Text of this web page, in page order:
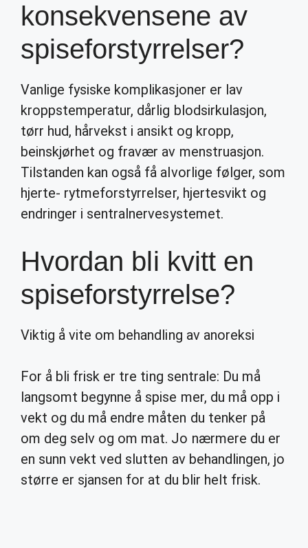
konsekvensene av
spiseforstyrrelser?
Vanlige fysiske komplikasjoner er lav
kroppstemperatur, dårlig blodsirkulasjon,
tørr hud, hårvekst i ansikt og kropp,
beinskjørhet og fravær av menstruasjon.
Tilstanden kan også få alvorlige følger, som
hjerte- rytmeforstyrrelser, hjertesvikt og
endringer i sentralnervesystemet.
Hvordan bli kvitt en
spiseforstyrrelse?
Viktig å vite om behandling av anoreksi
For å bli frisk er tre ting sentrale: Du må
langsomt begynne å spise mer, du må opp i
vekt og du må endre måten du tenker på
om deg selv og om mat. Jo nærmere du er
en sunn vekt ved slutten av behandlingen, jo
større er sjansen for at du blir helt frisk.